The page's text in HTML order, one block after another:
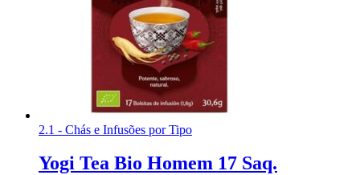
2.1 - Chás e Infusões por Tipo
Yogi Tea Bio Homem 17 Saq.